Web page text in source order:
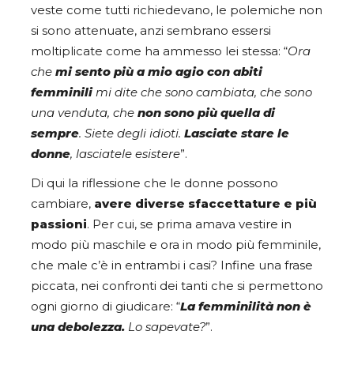
veste come tutti richiedevano, le polemiche non
si sono attenuate, anzi sembrano essersi
moltiplicate come ha ammesso lei stessa: “Ora
che mi sento più a mio agio con abiti
femminilimi dite che sono cambiata, che sono
una venduta, che non sono più quella di
sempre. Siete degli idioti. Lasciate stare le
donne, lasciatele esistere”.
Di qui la riflessione che le donne possono
cambiare, avere diverse sfaccettature e più
passioni. Per cui, se prima amava vestire in
modo più maschile e ora in modo più femminile,
che male c’è in entrambi i casi? Infine una frase
piccata, nei confronti dei tanti che si permettono
ogni giorno di giudicare: “La femminilità non è
una debolezza. Lo sapevate?”.